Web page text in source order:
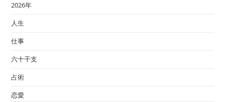
2026年
人生
仕事
六十干支
占術
恋愛